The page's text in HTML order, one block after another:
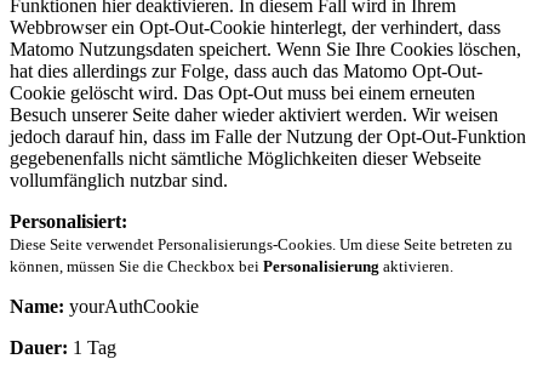
Funktionen hier deaktivieren. In diesem Fall wird in Ihrem
Webbrowser ein Opt-Out-Cookie hinterlegt, der verhindert, dass
Matomo Nutzungsdaten speichert. Wenn Sie Ihre Cookies löschen,
hat dies allerdings zur Folge, dass auch das Matomo Opt-Out-
Cookie gelöscht wird. Das Opt-Out muss bei einem erneuten
Besuch unserer Seite daher wieder aktiviert werden. Wir weisen
jedoch darauf hin, dass im Falle der Nutzung der Opt-Out-Funktion
gegebenenfalls nicht sämtliche Möglichkeiten dieser Webseite
vollumfänglich nutzbar sind.
Personalisiert:
Diese Seite verwendet Personalisierungs-Cookies. Um diese Seite betreten zu
können, müssen Sie die Checkbox bei Personalisierung aktivieren.
Name: yourAuthCookie
Dauer: 1 Tag